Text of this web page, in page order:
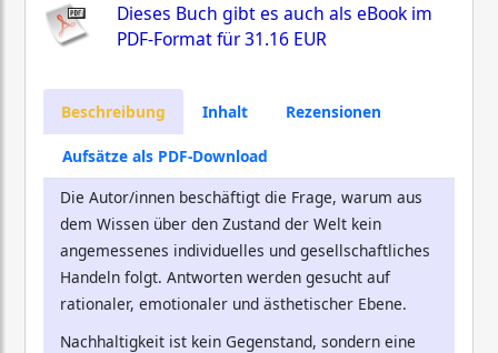
Dieses Buch gibt es auch als eBook im
PDF-Format für31.16 EUR
Beschreibung Inhalt Rezensionen
Aufsätze als PDF-Download
Die Autor/innen beschäftigt die Frage, warum aus
dem Wissen über den Zustand der Welt kein
angemessenes individuelles und gesellschaftliches
Handeln folgt. Antworten werden gesucht auf
rationaler, emotionaler und ästhetischer Ebene.
Nachhaltigkeit ist kein Gegenstand, sondern eine